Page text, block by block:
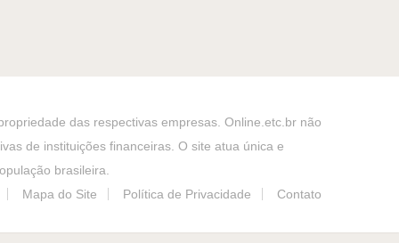
das respectivas empresas. Online.etc.br não
de instituições financeiras. O site atua única e
brasileira.
Mapa do Site Política de Privacidade Contato